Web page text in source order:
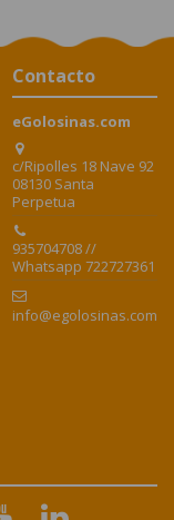
Contacto
eGolosinas.com
c/Ripolles 18 Nave 92
08130 Santa
Perpetua
935704708 //
Whatsapp 722727361
info@egolosinas.com